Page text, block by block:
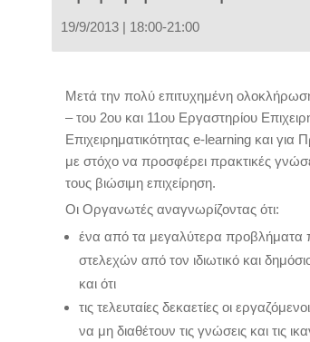
19/9/2013 | 18:00-21:00
Μετά την πολύ επιτυχημένη
–του 2ου και 11ου Εργαστηρίου
Επιχειρηματικότητας e-learning και
με στόχο να προσφέρει πρακτικές
τους βιώσιμη επιχείρηση.
Οι Οργανωτές αναγνωρίζοντας ότι:
ένα από τα μεγαλύτερα προβλήματα
στελεχών από τον ιδιωτικό και
και ότι
τις τελευταίες δεκαετίες οι
να μη διαθέτουν τις γνώσεις και τις